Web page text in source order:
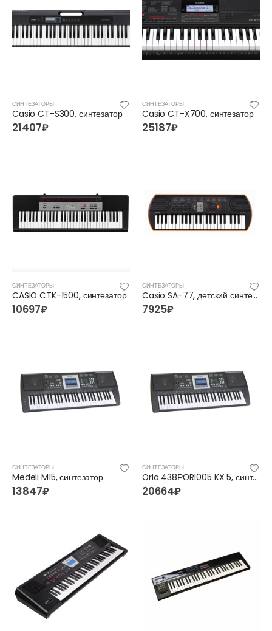
СИНТЕЗАТОРЫ
Casio CT-S300, синтезатор
21407₽
СИНТЕЗАТОРЫ
Casio CT-X700, синтезатор
25187₽
СИНТЕЗАТОРЫ
CASIO CTK-1500, синтезатор
10697₽
СИНТЕЗАТОРЫ
Casio SA-77, детский синтезатор
7925₽
СИНТЕЗАТОРЫ
Medeli M15, синтезатор
13847₽
СИНТЕЗАТОРЫ
Orla 438РОR1005 KX 5, синтезатор
20664₽
4700₽ 3500₽ 4700₽ 3500₽
C901T-BS Акустическая гитара, с вырезом, санберст, Caraya